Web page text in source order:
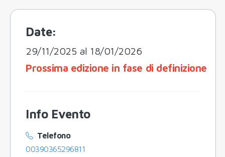
Date:
29/11/2025 al 18/01/2026
Prossima edizione in fase di definizione
Info Evento
Telefono
00390365296811